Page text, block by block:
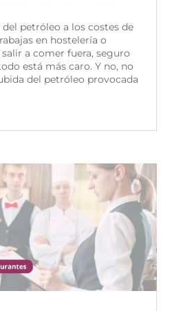
petróleo a los costes de
en hostelería o
a comer fuera, seguro
está más caro. Y no, no
del petróleo provocada